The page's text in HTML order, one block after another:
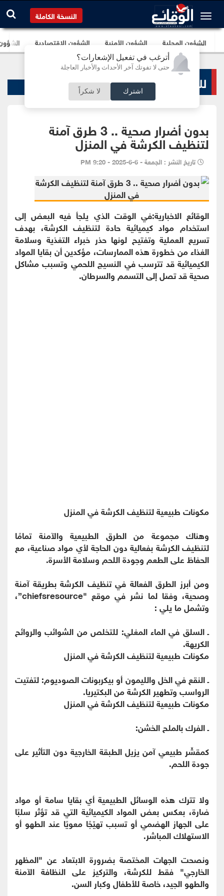
أترغب في تفعيل الإشعارات؟
حتى لا تفوتك آخر الأحداث والأخبار العاجلة
اشترك لا شكراً
النسخة الكاملة
الشؤون المحلية الشؤون الأمنية الشؤون الإقتصادية
لك سيدتي
بدون أضرار صحية .. 3 طرق آمنة
لتنظيف الكرشة في المنزل
تاريخ النشر : الجمعة - 6-6-2025 - 9:20 PM
الوقائع الاخبارية:في الوقت الذي يلجأ فيه البعض إلى
استخدام مواد كيميائية حادة لتنظيف الكرشة، بهدف
تسريع العملية وتفتيح لونها حذر خبراء التغذية وسلامة
الغذاء من خطورة هذه الممارسات، مؤكدين أن بقايا المواد
الكيميائية قد تترسب في النسيج اللحمي وتسبب مشاكل
صحية قد تصل إلى التسمم والسرطان.
مكونات طبيعية لتنظيف الكرشة في المنزل
وهناك مجموعة من الطرق الطبيعية والآمنة تمامًا
لتنظيف الكرشة بفعالية دون الحاجة لأي مواد صناعية، مع
الحفاظ على الطعم وجودة اللحم وسلامة الأسرة.
ومن أبرز الطرق الفعالة في تنظيف الكرشة بطريقة آمنة
وصحية، وفقا لما نشر في موقع "chiefsresource”،
وتشمل ما يلي :
ـ السلق في الماء المغلي: للتخلص من الشوائب والروائح
الكريهة.
مكونات طبيعية لتنظيف الكرشة في المنزل
ـ النقع في الخل والليمون أو بيكربونات الصوديوم: لتفتيت
الرواسب وتطهير الكرشة من البكتيريا.
مكونات طبيعية لتنظيف الكرشة في المنزل
ـ الفرك بالملح الخشن:
كمقشّر طبيعي آمن يزيل الطبقة الخارجية دون التأثير على
جودة اللحم.
ولا تترك هذه الوسائل الطبيعية أي بقايا سامة أو مواد
ضارة، بعكس بعض المواد الكيميائية التي قد تؤثر سلبًا
على الجهاز الهضمي أو تسبب تهيّجًا معويًا عند الطهو أو
الاستهلاك المباشر.
ونصحت الجهات المختصة بضرورة الابتعاد عن "المظهر
الخارجي" فقط للكرشة، والتركيز على النظافة الآمنة
والطهو الجيد، خاصة للأطفال وكبار السن.